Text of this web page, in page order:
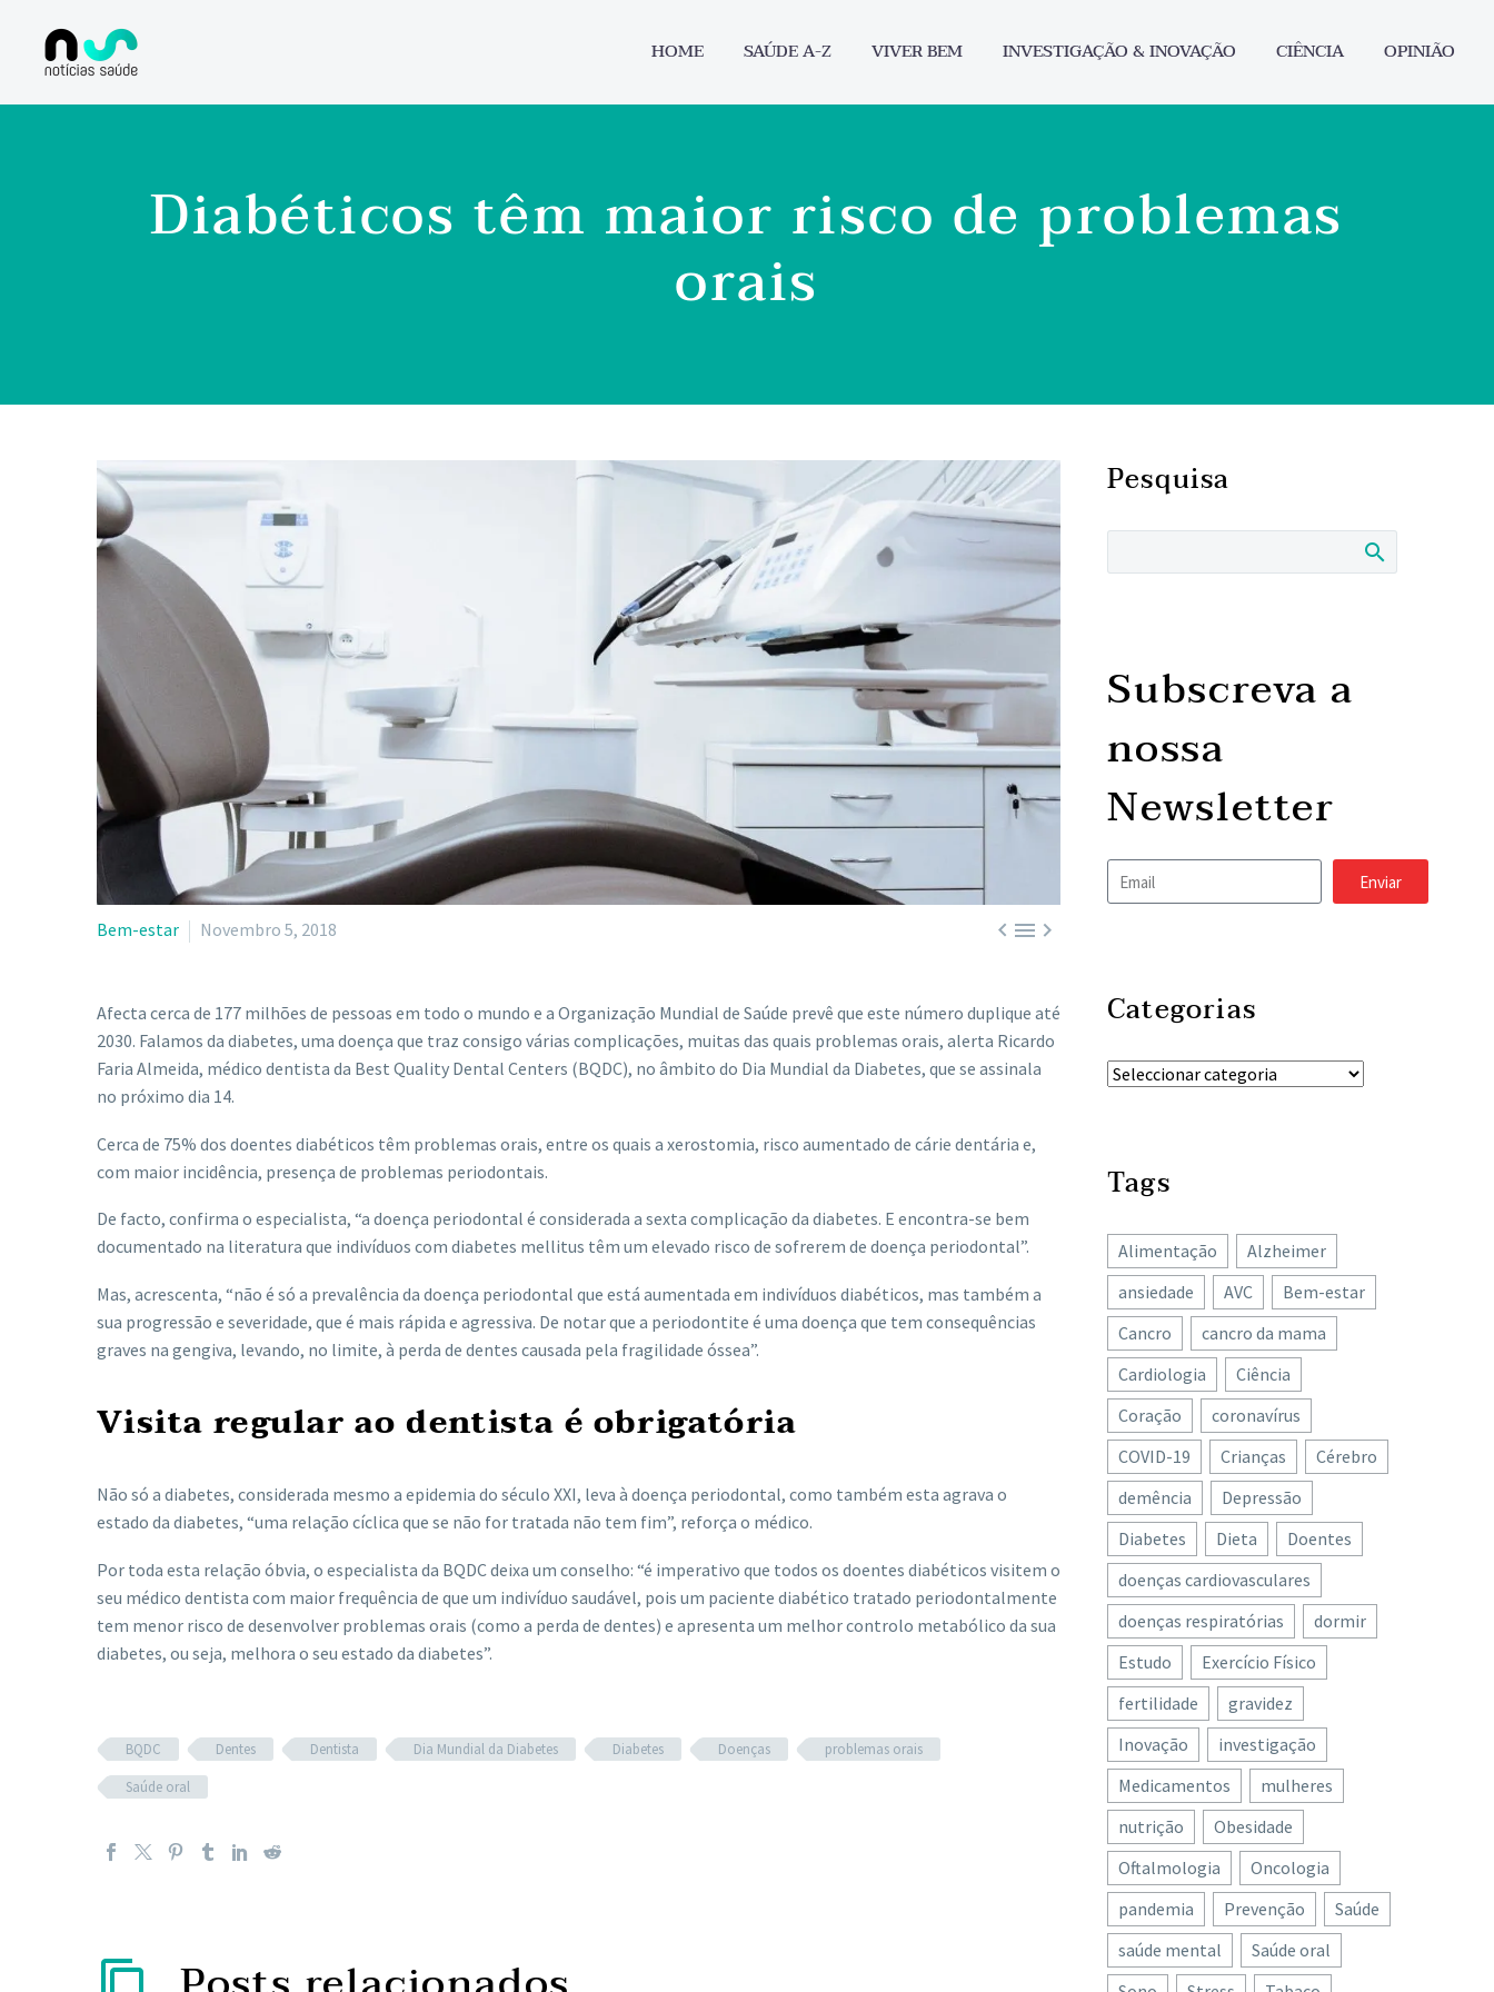
HOME SAÚDE A-Z VIVER BEM INVESTIGAÇÃO & INOVAÇÃO CIÊNCIA OPINIÃO
Diabéticos têm maior risco de problemas
orais

Bem-estar Novembro 5, 2018
Afecta cerca de 177 milhões de pessoas em todo o mundo e a Organização Mundial de Saúde prevê que este número duplique até
2030. Falamos da diabetes, uma doença que traz consigo várias complicações, muitas das quais problemas orais, alerta Ricardo
Faria Almeida, médico dentista da Best Quality Dental Centers (BQDC), no âmbito do Dia Mundial da Diabetes, que se assinala
no próximo dia 14.
Cerca de 75% dos doentes diabéticos têm problemas orais, entre os quais a xerostomia, risco aumentado de cárie dentária e,
com maior incidência, presença de problemas periodontais.
De facto, confirma o especialista, “a doença periodontal é considerada a sexta complicação da diabetes. E encontra-se bem
documentado na literatura que indivíduos com diabetes mellitus têm um elevado risco de sofrerem de doença periodontal”.
Mas, acrescenta, “não é só a prevalência da doença periodontal que está aumentada em indivíduos diabéticos, mas também a
sua progressão e severidade, que é mais rápida e agressiva. De notar que a periodontite é uma doença que tem consequências
graves na gengiva, levando, no limite, à perda de dentes causada pela fragilidade óssea”.
Visita regular ao dentista é obrigatória
Não só a diabetes, considerada mesmo a epidemia do século XXI, leva à doença periodontal, como também esta agrava o
estado da diabetes, “uma relação cíclica que se não for tratada não tem fim”, reforça o médico.
Por toda esta relação óbvia, o especialista da BQDC deixa um conselho: “é imperativo que todos os doentes diabéticos visitem o
seu médico dentista com maior frequência de que um indivíduo saudável, pois um paciente diabético tratado periodontalmente
tem menor risco de desenvolver problemas orais (como a perda de dentes) e apresenta um melhor controlo metabólico da sua
diabetes, ou seja, melhora o seu estado da diabetes”.
BQDC Dentes Dentista Dia Mundial da Diabetes Diabetes Doenças
problemas orais
Saúde oral
Pesquisa
Subscreva a
nossa
Newsletter
Enviar
Categorias
Tags
Alimentação
Alzheimer
ansiedade
AVC
Bem-estar
Cancro
cancro da mama
Cardiologia
Ciência
Coração
coronavírus
COVID-19
Crianças
Cérebro
demência
Depressão
Diabetes
Dieta
Doentes
doenças cardiovasculares
doenças respiratórias
dormir
Estudo
Exercício Físico
fertilidade
gravidez
Inovação
investigação
Medicamentos
mulheres
nutrição
Obesidade
Oftalmologia
Oncologia
pandemia
Prevenção
Saúde
saúde mental
Saúde oral